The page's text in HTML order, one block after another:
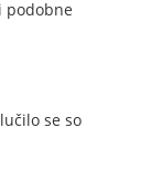
podobne
se so